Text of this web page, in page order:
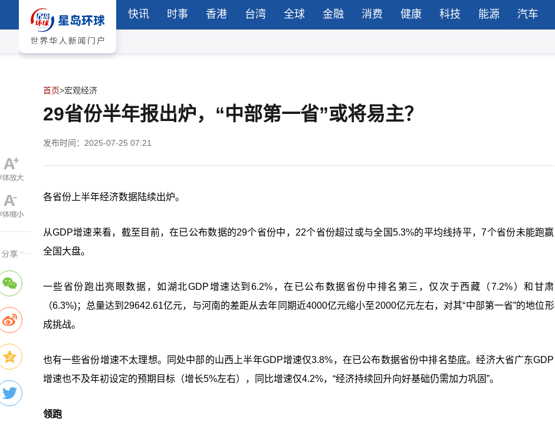
快讯 时事 香港 台湾 全球 金融 消费 健康 科技 能源 汽车
首页>宏观经济
29省份半年报出炉，“中部第一省”或将易主？
发布时间：2025-07-25 07:21
各省份上半年经济数据陆续出炉。
从GDP增速来看，截至目前，在已公布数据的29个省份中，22个省份超过或与全国5.3%的平均线持平，7个省份未能跑赢
全国大盘。
一些省份跑出亮眼数据，如湖北GDP增速达到6.2%，在已公布数据省份中排名第三，仅次于西藏（7.2%）和甘肃
（6.3%)；总量达到29642.61亿元，与河南的差距从去年同期近4000亿元缩小至2000亿元左右，对其“中部第一省”的地位形
成挑战。
也有一些省份增速不太理想。同处中部的山西上半年GDP增速仅3.8%，在已公布数据省份中排名垫底。经济大省广东GDP
增速也不及年初设定的预期目标（增长5%左右），同比增速仅4.2%，“经济持续回升向好基础仍需加力巩固”。
领跑